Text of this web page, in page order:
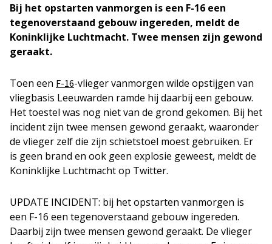
Bij het opstarten vanmorgen is een F-16 een
tegenoverstaand gebouw ingereden, meldt de
Koninklijke Luchtmacht. Twee mensen zijn gewond
geraakt.
Toen een F-16-vlieger vanmorgen wilde opstijgen van
vliegbasis Leeuwarden ramde hij daarbij een gebouw.
Het toestel was nog niet van de grond gekomen. Bij het
incident zijn twee mensen gewond geraakt, waaronder
de vlieger zelf die zijn schietstoel moest gebruiken. Er
is geen brand en ook geen explosie geweest, meldt de
Koninklijke Luchtmacht op Twitter.
UPDATE INCIDENT: bij het opstarten vanmorgen is
een F-16 een tegenoverstaand gebouw ingereden.
Daarbij zijn twee mensen gewond geraakt. De vlieger